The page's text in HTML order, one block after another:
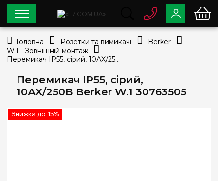
Перемикач IP55, сірий,
10АX/250В Berker W.1 30763505
Знижка до 15%
0 80033-63-07
info@e7.com.ua
044
Viber Telegram
Головна Розетки та вимикачі
Berker
W.1 - Зовнішній монтаж
Перемикач IP55, сірий, 10АX/250В Berker W.1 30763505